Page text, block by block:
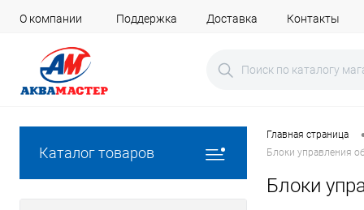
О компании Поддержка Доставка Контакты
Каталог товаров
Главная страница
Блоки управления
Блоки